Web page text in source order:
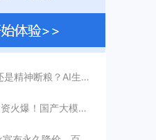
断粮？AI生成文章已全面
！国产大模型融资额暴